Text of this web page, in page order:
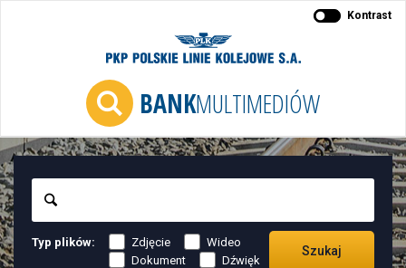
BANKMULTIMEDIÓW
Kontrast
Typ plików: Zdjęcie
Wideo
Dokument
Dźwięk
Szukaj